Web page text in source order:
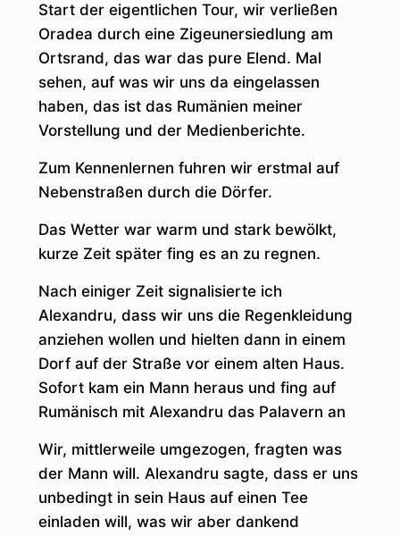
Start der eigentlichen Tour, wir verließen
Oradea durch eine Zigeunersiedlung am
Ortsrand, das war das pure Elend. Mal
sehen, auf was wir uns da eingelassen
haben, das ist das Rumänien meiner
Vorstellung und der Medienberichte.
Zum Kennenlernen fuhren wir erstmal auf
Nebenstraßen durch die Dörfer.
Das Wetter war warm und stark bewölkt,
kurze Zeit später fing es an zu regnen.
Nach einiger Zeit signalisierte ich
Alexandru, dass wir uns die Regenkleidung
anziehen wollen und hielten dann in einem
Dorf auf der Straße vor einem alten Haus.
Sofort kam ein Mann heraus und fing auf
Rumänisch mit Alexandru das Palavern an
Wir, mittlerweile umgezogen, fragten was
der Mann will. Alexandru sagte, dass er uns
unbedingt in sein Haus auf einen Tee
einladen will, was wir aber dankend